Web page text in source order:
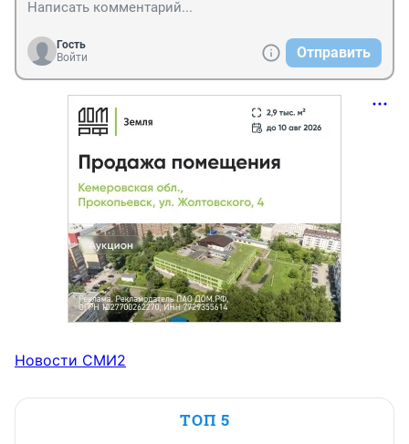
Гость
Войти
Отправить
Новости СМИ2
ТОП 5